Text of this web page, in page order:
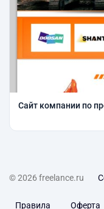
Сайт компании по
© 2026 freelance.ru
Правила Оферта